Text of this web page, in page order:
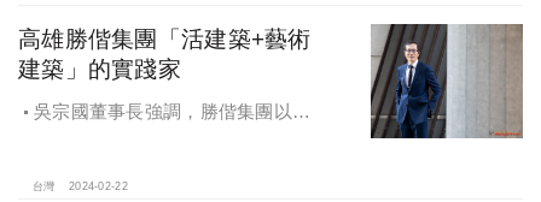
高雄勝偕集團「活建築+藝術
建築」的實踐家
吳宗國董事長強調，勝偕集團以
團旗下自冠建設在鳳山推出了令人矚
台灣 2024-02-22